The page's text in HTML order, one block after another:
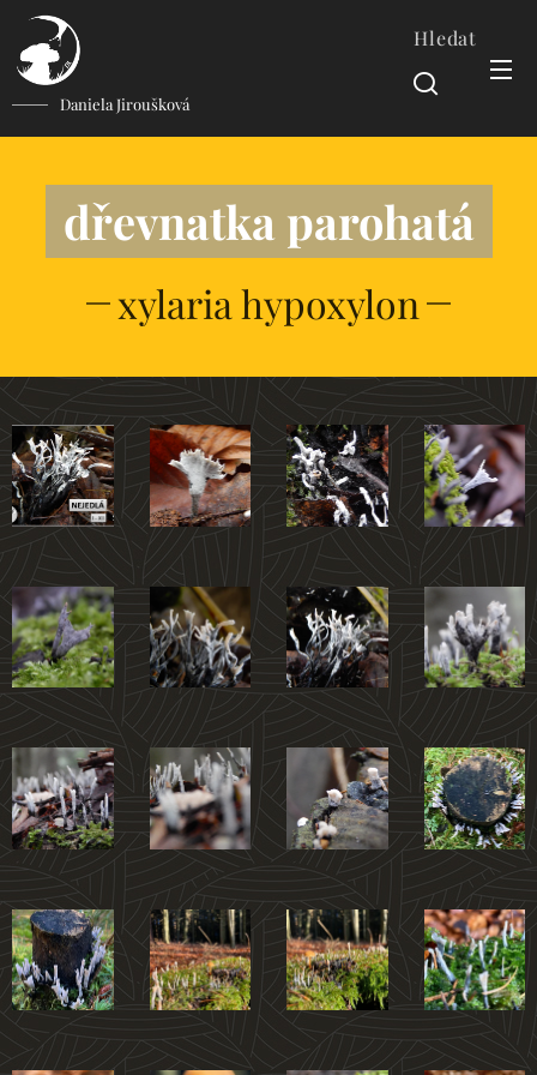
Daniela Jiroušková
Hledat
dřevnatka parohatá
xylaria hypoxylon